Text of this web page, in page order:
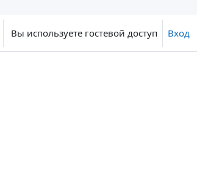
Вы используете гостевой доступ Вход